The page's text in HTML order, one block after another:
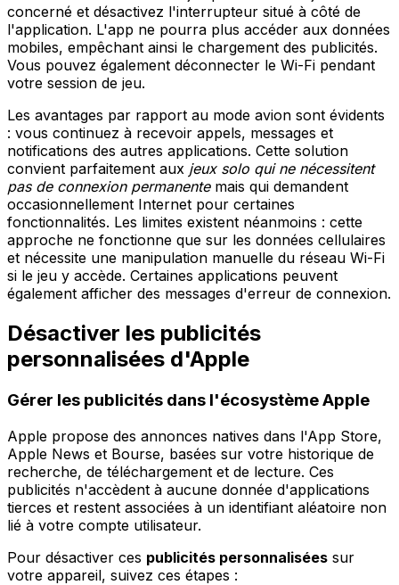
concerné et désactivez l'interrupteur situé à côté de
l'application. L'app ne pourra plus accéder aux données
mobiles, empêchant ainsi le chargement des publicités.
Vous pouvez également déconnecter le Wi-Fi pendant
votre session de jeu.
Les avantages par rapport au mode avion sont évidents
: vous continuez à recevoir appels, messages et
notifications des autres applications. Cette solution
convient parfaitement aux jeux solo qui ne nécessitent
pas de connexion permanentemais qui demandent
occasionnellement Internet pour certaines
fonctionnalités. Les limites existent néanmoins : cette
approche ne fonctionne que sur les données cellulaires
et nécessite une manipulation manuelle du réseau Wi-Fi
si le jeu y accède. Certaines applications peuvent
également afficher des messages d'erreur de connexion.
Désactiver les publicités
personnalisées d'Apple
Gérer les publicités dans l'écosystème Apple
Apple propose des annonces natives dans l'App Store,
Apple News et Bourse, basées sur votre historique de
recherche, de téléchargement et de lecture. Ces
publicités n'accèdent à aucune donnée d'applications
tierces et restent associées à un identifiant aléatoire non
lié à votre compte utilisateur.
Pour désactiver ces publicités personnalisées sur
votre appareil, suivez ces étapes :